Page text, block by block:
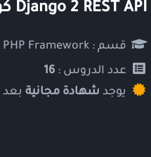
Django 2 REST API كورس معتمد
قسم : PHP Framework
عدد الدروس : 16
يوجد شهادة مجانية بعد